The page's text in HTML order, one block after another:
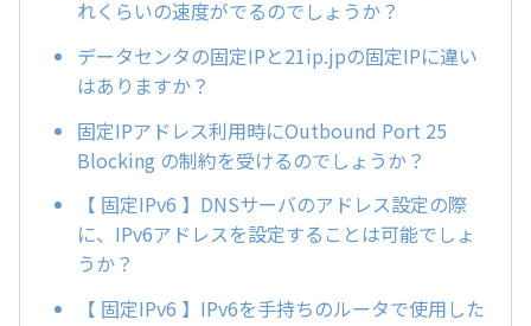
れくらいの速度がでるのでしょうか？
データセンタの固定IPと21ip.jpの固定IPに違い
はありますか？
固定IPアドレス利用時にOutbound Port 25
Blocking の制約を受けるのでしょうか？
【 固定IPv6 】DNSサーバのアドレス設定の際
に、IPv6アドレスを設定することは可能でしょ
うか？
【 固定IPv6 】IPv6を手持ちのルータで使用した